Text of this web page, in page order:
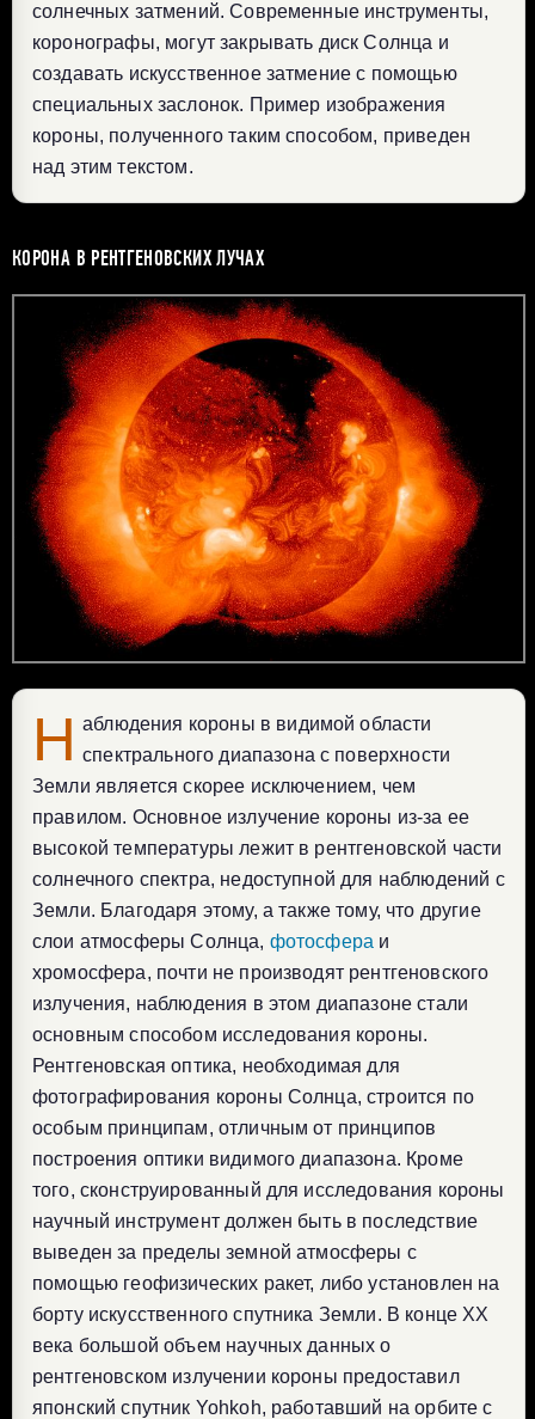
солнечных затмений. Современные инструменты,
коронографы, могут закрывать диск Солнца и
создавать искусственное затмение с помощью
специальных заслонок. Пример изображения
короны, полученного таким способом, приведен
над этим текстом.
КОРОНА В РЕНТГЕНОВСКИХ ЛУЧАХ
Н аблюдения короны в видимой области
спектрального диапазона с поверхности
Земли является скорее исключением, чем
правилом. Основное излучение короны из-за ее
высокой температуры лежит в рентгеновской части
солнечного спектра, недоступной для наблюдений с
Земли. Благодаря этому, а также тому, что другие
слои атмосферы Солнца, фотосфера и
хромосфера, почти не производят рентгеновского
излучения, наблюдения в этом диапазоне стали
основным способом исследования короны.
Рентгеновская оптика, необходимая для
фотографирования короны Солнца, строится по
особым принципам, отличным от принципов
построения оптики видимого диапазона. Кроме
того, сконструированный для исследования короны
научный инструмент должен быть в последствие
выведен за пределы земной атмосферы с
помощью геофизических ракет, либо установлен на
борту искусственного спутника Земли. В конце XX
века большой объем научных данных о
рентгеновском излучении короны предоставил
японский спутник Yohkoh, работавший на орбите с